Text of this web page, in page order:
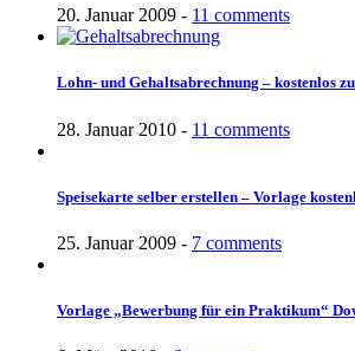
20. Januar 2009 - 11 comments
Lohn- und Gehaltsabrechnung – kostenlos
28. Januar 2010 - 11 comments
Speisekarte selber erstellen – Vorlage
25. Januar 2009 - 7 comments
Vorlage „Bewerbung für ein Praktikum“